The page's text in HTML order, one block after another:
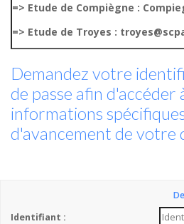
=> Etude de Compiègne :
=> Etude de Troyes :
Demandez votre
de passe afin d'accéder
informations
d'avancement de votre
Identifiant :